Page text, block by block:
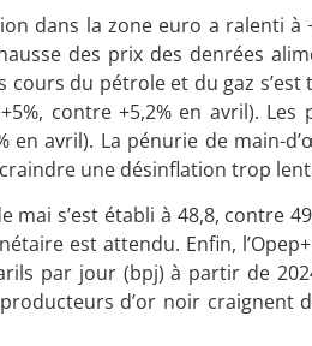
dans la zone euro a ralenti
des prix des denrées
cours du pétrole et du gaz
contre +5,2% en avril).
en avril). La pénurie de main-
une désinflation trop
mai s’est établi à 48,8, contre
est attendu. Enfin,
par jour (bpj) à partir de
d’or noir